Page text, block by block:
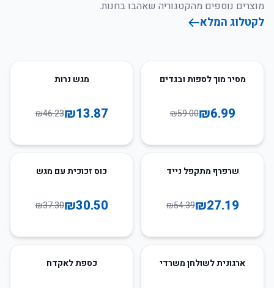
מוצרים נוספים מהקטגוריה שאהבו בחנות.
לקטלוג המלא
88
מסיר מוך לספות ובגדים
₪6.99
₪59.00
מגש נרות
₪13.87
₪46.23
שרפרף מתקפל נייד
₪27.19
₪54.39
כוס זכוכית עם מגש
₪30.50
₪37.30
51
ארגונית לשולחן משרדי כספת לאקדח